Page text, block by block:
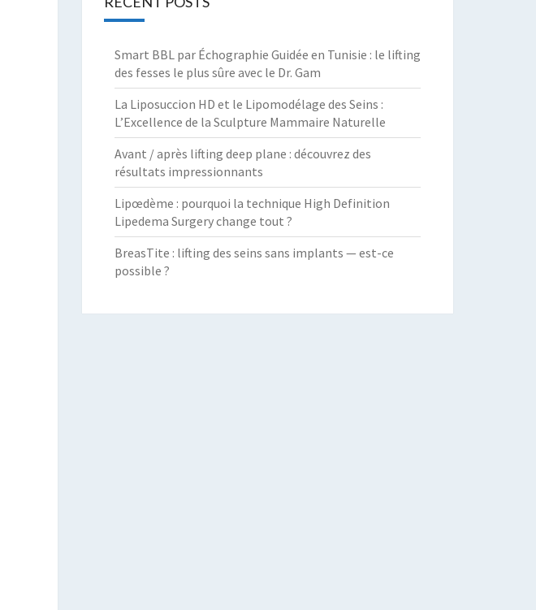
Smart BBL par Échographie Guidée en Tunisie : le lifting
des fesses le plus sûre avec le Dr. Gam
La Liposuccion HD et le Lipomodélage des Seins :
L’Excellence de la Sculpture Mammaire Naturelle
Avant / après lifting deep plane : découvrez des
résultats impressionnants
Lipœdème : pourquoi la technique High Definition
Lipedema Surgery change tout ?
BreasTite : lifting des seins sans implants — est-ce
possible ?